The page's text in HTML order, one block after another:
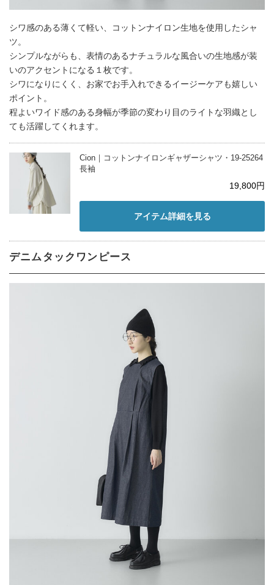
シワ感のある薄くて軽い、コットンナイロン生地を使用したシャ
ツ。
シンプルながらも、表情のあるナチュラルな風合いの生地感が装
いのアクセントになる１枚です。
シワになりにくく、お家でお手入れできるイージーケアも嬉しい
ポイント。
程よいワイド感のある身幅が季節の変わり目のライトな羽織とし
ても活躍してくれます。
Cion｜コットンナイロンギャザーシャツ・19-25264
長袖
19,800円
アイテム詳細を見る
デニムタックワンピース